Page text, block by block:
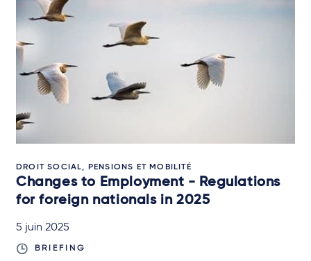
DROIT SOCIAL, PENSIONS ET MOBILITÉ
Changes to Employment - Regulations
for foreign nationals in 2025
5 juin 2025
BRIEFING